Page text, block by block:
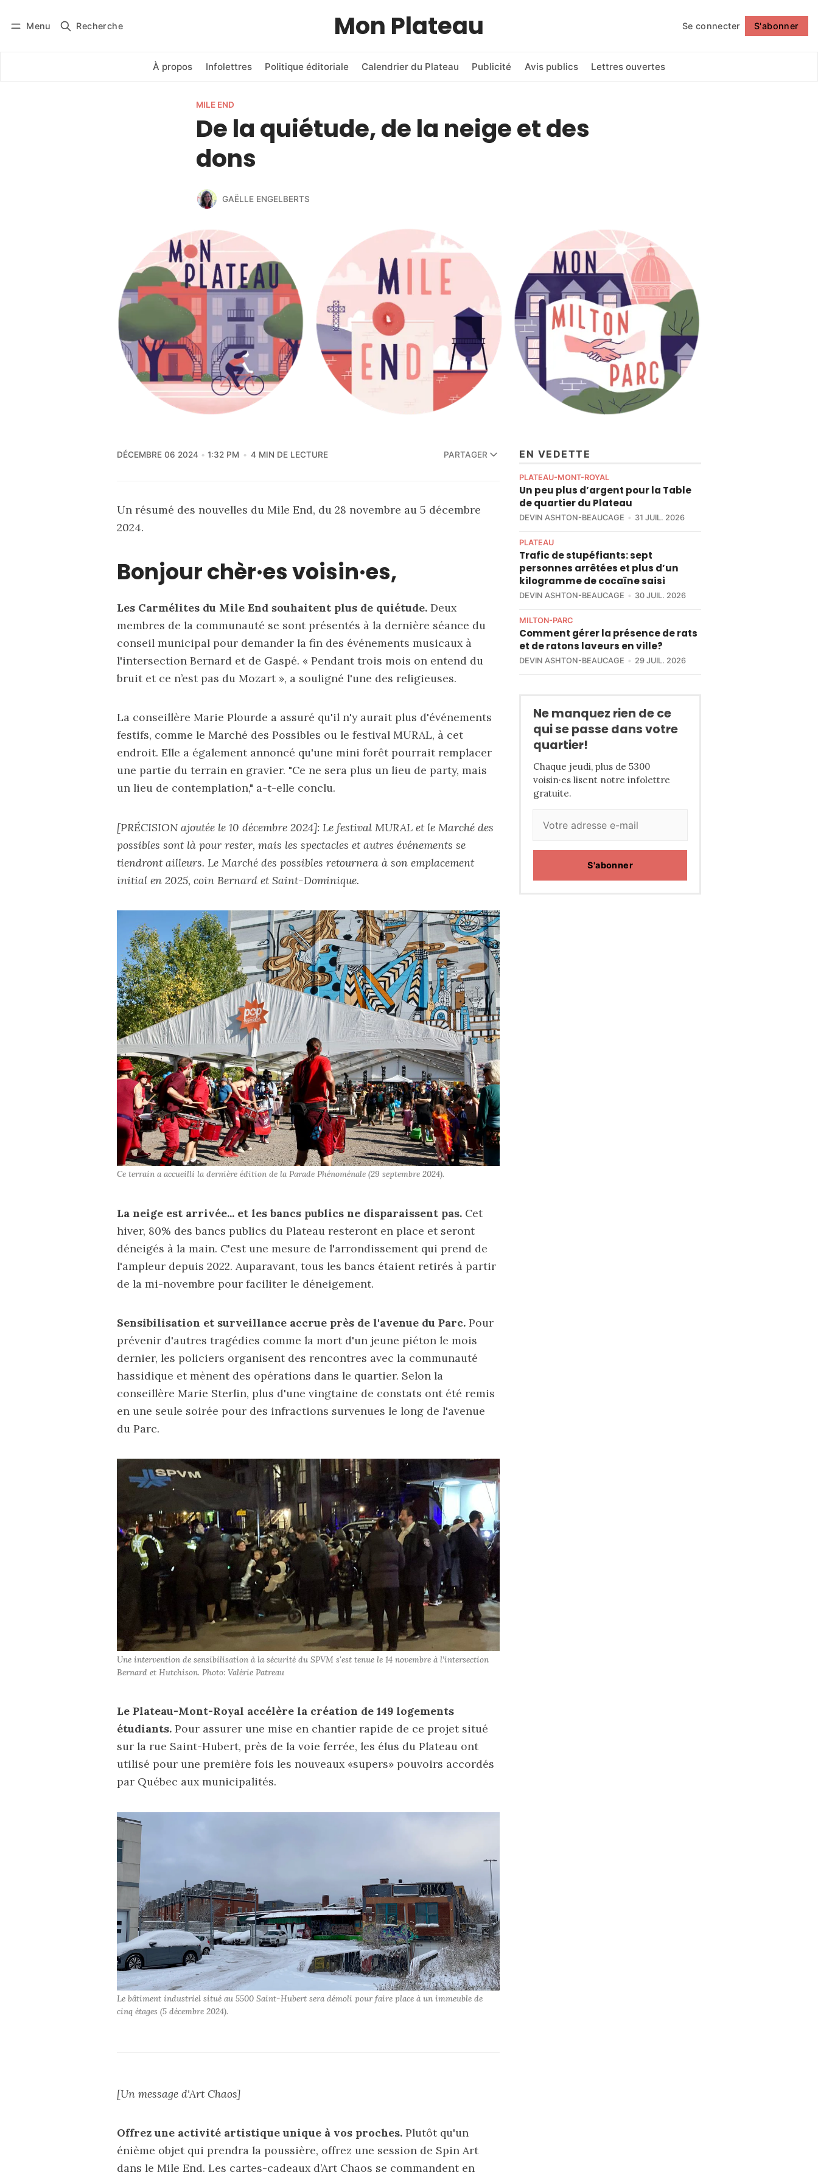
Menu Recherche Mon Plateau Se connecter S'abonner
À propos Infolettres Politique éditoriale Calendrier du Plateau Publicité Avis publics Lettres ouvertes
Se connecter Suivre
MILE END
De la quiétude, de la neige et des
dons
GAËLLE ENGELBERTS
DÉCEMBRE 06 2024 1:32 PM 4 MIN DE LECTURE PARTAGER
Un résumé des nouvelles du Mile End, du 28 novembre au 5 décembre
2024.
Bonjour chèr·es voisin·es,
Les Carmélites du Mile End souhaitent plus de quiétude. Deux
membres de la communauté se sont présentés à la dernière séance du
conseil municipal pour demander la fin des événements musicaux à
l'intersection Bernard et de Gaspé. « Pendant trois mois on entend du
bruit et ce n’est pas du Mozart », a souligné l'une des religieuses.
La conseillère Marie Plourde a assuré qu'il n'y aurait plus d'événements
festifs, comme le Marché des Possibles ou le festival MURAL, à cet
endroit. Elle a également annoncé qu'une mini forêt pourrait remplacer
une partie du terrain en gravier. "Ce ne sera plus un lieu de party, mais
un lieu de contemplation," a-t-elle conclu.
[PRÉCISION ajoutée le 10 décembre 2024]: Le festival MURAL et le Marché des
possibles sont là pour rester, mais les spectacles et autres événements se
tiendront ailleurs. Le Marché des possibles retournera à son emplacement
initial en 2025, coin Bernard et Saint-Dominique.
Ce terrain a accueilli la dernière édition de la Parade Phénoménale (29 septembre 2024).
La neige est arrivée... et les bancs publics ne disparaissent pas. Cet
hiver, 80% des bancs publics du Plateau resteront en place et seront
déneigés à la main. C'est une mesure de l'arrondissement qui prend de
l'ampleur depuis 2022. Auparavant, tous les bancs étaient retirés à partir
de la mi-novembre pour faciliter le déneigement.
Sensibilisation et surveillance accrue près de l'avenue du Parc. Pour
prévenir d'autres tragédies comme la mort d'un jeune piéton le mois
dernier, les policiers organisent des rencontres avec la communauté
hassidique et mènent des opérations dans le quartier. Selon la
conseillère Marie Sterlin, plus d'une vingtaine de constats ont été remis
en une seule soirée pour des infractions survenues le long de l'avenue
du Parc.
Une intervention de sensibilisation à la sécurité du SPVM s'est tenue le 14 novembre à l’intersection
Bernard et Hutchison. Photo: Valérie Patreau
Le Plateau-Mont-Royal accélère la création de 149 logements
étudiants. Pour assurer une mise en chantier rapide de ce projet situé
sur la rue Saint-Hubert, près de la voie ferrée, les élus du Plateau ont
utilisé pour une première fois les nouveaux «supers» pouvoirs accordés
par Québec aux municipalités.
Le bâtiment industriel situé au 5500 Saint-Hubert sera démoli pour faire place à un immeuble de
cinq étages (5 décembre 2024).
[Un message d'Art Chaos]
Offrez une activité artistique unique à vos proches. Plutôt qu'un
énième objet qui prendra la poussière, offrez une session de Spin Art
dans le Mile End. Les cartes-cadeaux d’Art Chaos se commandent en
EN VEDETTE
PLATEAU-MONT-ROYAL
Un peu plus d’argent pour la Table
de quartier du Plateau
DEVIN ASHTON-BEAUCAGE 31 JUIL. 2026
PLATEAU
Trafic de stupéfiants: sept
personnes arrêtées et plus d’un
kilogramme de cocaïne saisi
DEVIN ASHTON-BEAUCAGE 30 JUIL. 2026
MILTON-PARC
Comment gérer la présence de rats
et de ratons laveurs en ville?
DEVIN ASHTON-BEAUCAGE 29 JUIL. 2026
Ne manquez rien de ce
qui se passe dans votre
quartier!
Chaque jeudi, plus de 5300
voisin·es lisent notre infolettre
gratuite.
S'abonner